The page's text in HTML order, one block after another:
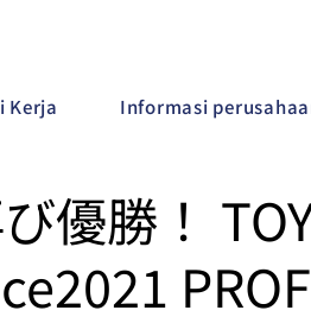
Kerja Informasi
優勝！